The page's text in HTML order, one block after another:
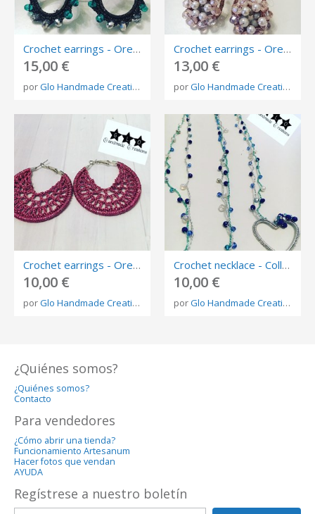
Crochet earrings - Orecchini uncinetto
15,00 €
porGlo Handmade Creations
Crochet earrings - Orecchini uncinetto
13,00 €
porGlo Handmade Creations
Crochet earrings - Orecchini uncinetto
10,00 €
porGlo Handmade Creations
Crochet necklace - Collana uncinetto
10,00 €
porGlo Handmade Creations
¿Quiénes somos?
¿Quiénes somos?
Contacto
Para vendedores
¿Cómo abrir una tienda?
Funcionamiento Artesanum
Hacer fotos que vendan
AYUDA
Regístrese a nuestro boletín